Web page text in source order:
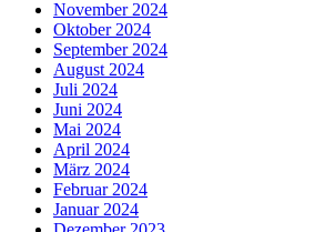
November 2024
Oktober 2024
September 2024
August 2024
Juli 2024
Juni 2024
Mai 2024
April 2024
März 2024
Februar 2024
Januar 2024